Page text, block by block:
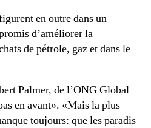
en outre dans un
d’améliorer la
de pétrole, gaz et dans le
Palmer, de l’ONG Global
en avant». «Mais la plus
toujours: que les paradis